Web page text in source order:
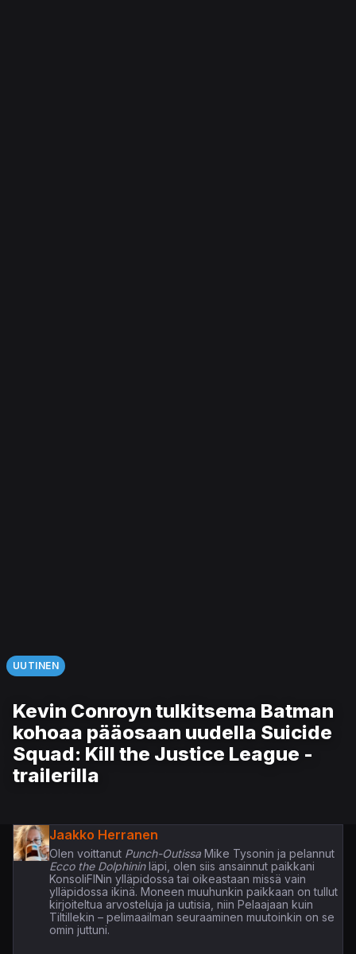
UUTINEN
Kevin Conroyn tulkitsema Batman
kohoaa pääosaan uudella Suicide
Squad: Kill the Justice League -
trailerilla
Jaakko Herranen
Olen voittanutPunch-OutissaMike Tysonin ja pelannut
Ecco the Dolphininläpi, olen siis ansainnut paikkani
KonsoliFINin ylläpidossa tai oikeastaan missä vain
ylläpidossa ikinä. Moneen muuhunkin paikkaan on tullut
kirjoiteltua arvosteluja ja uutisia, niin Pelaajaan kuin
Tiltillekin – pelimaailman seuraaminen muutoinkin on se
omin juttuni.